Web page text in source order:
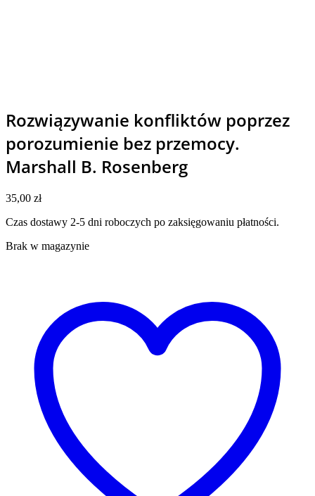
Rozwiązywanie konfliktów poprzez
porozumienie bez przemocy.
Marshall B. Rosenberg
35,00 zł
Czas dostawy 2-5 dni roboczych po zaksięgowaniu płatności.
Brak w magazynie